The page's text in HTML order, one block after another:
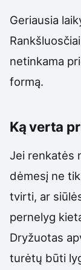
Geriausia
netinkama
formą.
Ką verta
Jei renkatės
dėmesį ne
tvirti, ar
pernelyg
Dryžuotas
turėtų būti